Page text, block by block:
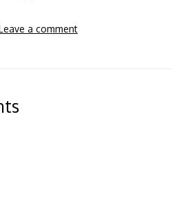
a comment